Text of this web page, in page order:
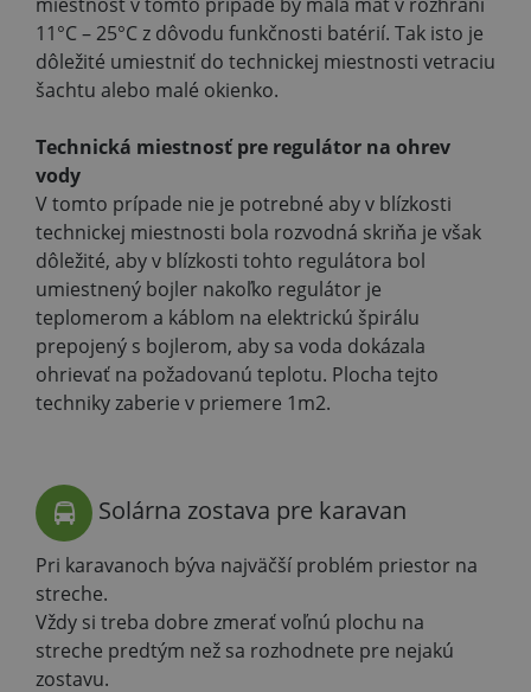
11°C – 25°C z dôvodu funkčnosti batérií. Tak isto je
dôležité umiestniť do technickej miestnosti vetraciu
šachtu alebo malé okienko.
Technická miestnosť pre regulátor na ohrev
vody
V tomto prípade nie je potrebné aby v blízkosti
technickej miestnosti bola rozvodná skriňa je však
dôležité, aby v blízkosti tohto regulátora bol
umiestnený bojler nakoľko regulátor je
teplomerom a káblom na elektrickú špirálu
prepojený s bojlerom, aby sa voda dokázala
ohrievať na požadovanú teplotu. Plocha tejto
techniky zaberie v priemere 1m2.
Solárna zostava pre karavan
Pri karavanoch býva najväčší problém priestor na
streche.
Vždy si treba dobre zmerať voľnú plochu na
streche predtým než sa rozhodnete pre nejakú
zostavu.